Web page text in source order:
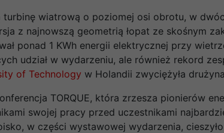
wiatrową o poziomej osi obrotu, w
z najnowszą geometrią łopat ze skośnym
ponad 1 KWh energii elektrycznej przy
udział w wydarzeniu, ale również rekord
of Technology w Holandii zwyciężyła
TORQUE, która zrzesza pionierów
swojej pracy przed uczestnikami
w części wystawowej wydarzenia,